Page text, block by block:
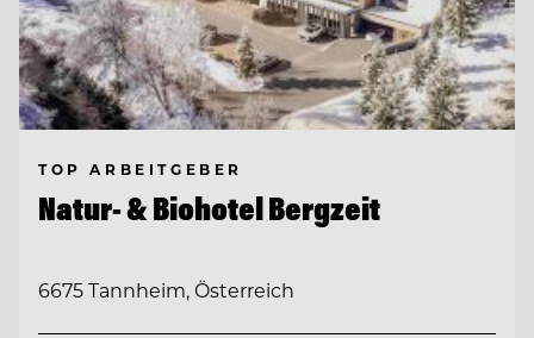
TOP ARBEITGEBER
Natur- & Biohotel Bergzeit
6675 Tannheim, Österreich